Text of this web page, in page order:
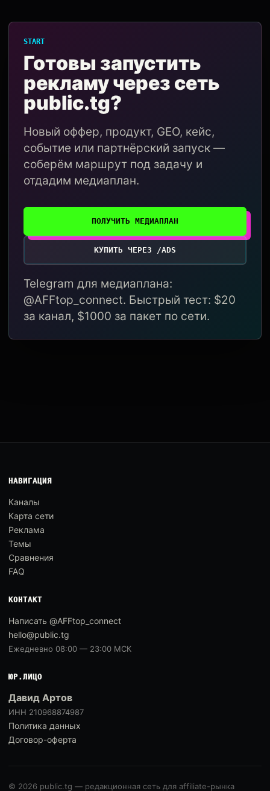
START
Готовы запустить
рекламу через сеть
public.tg?
Новый оффер, продукт, GEO, кейс,
событие или партнёрский запуск —
соберём маршрут под задачу и
отдадим медиаплан.
ПОЛУЧИТЬ МЕДИАПЛАН
КУПИТЬ ЧЕРЕЗ /ADS
Telegram для медиаплана:
@AFFtop_connect. Быстрый тест: $20
за канал, $1000 за пакет по сети.
НАВИГАЦИЯ
Каналы
Карта сети
Реклама
Темы
Сравнения
FAQ
КОНТАКТ
Написать @AFFtop_connect
hello@public.tg
Ежедневно 08:00 — 23:00 МСК
ЮР.ЛИЦО
Давид Артов
ИНН 210968874987
Политика данных
Договор-оферта
© 2026 public.tg — редакционная сеть для affiliate-рынка